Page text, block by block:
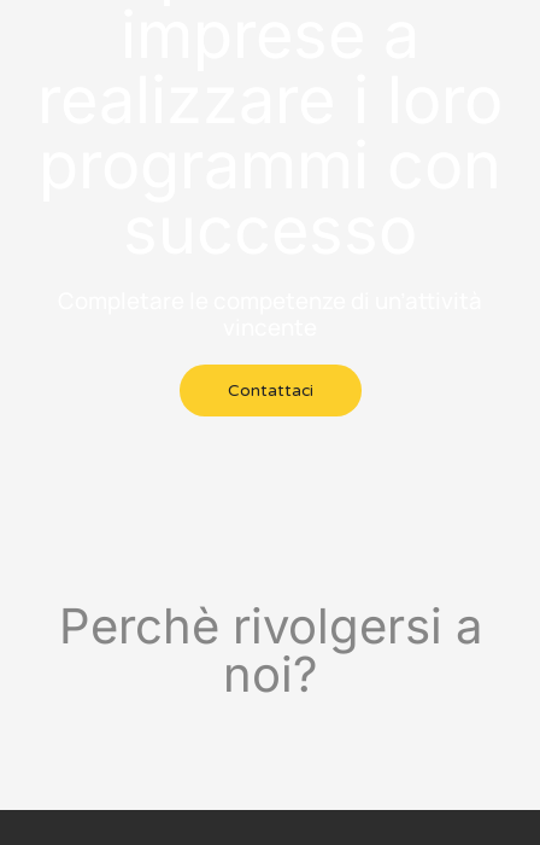
Contattaci
Perchè rivolgersi a
noi?